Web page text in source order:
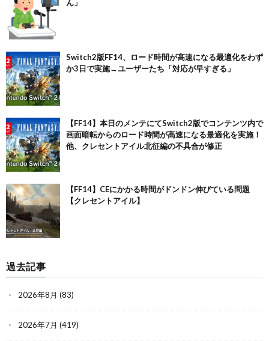
ん」
Switch2版FF14、ロード時間が高速になる最適化をわず
か3日で実施→ユーザーたち「対応が早すぎる」
【FF14】本日のメンテにてSwitch2版でコンテンツ内で
画面暗転からのロード時間が高速になる最適化を実施！
他、クレセントアイル北征編の不具合が修正
【FF14】CEにかかる時間がドンドン伸びている問題
【クレセントアイル】
過去記事
2026年8月 (83)
2026年7月 (419)